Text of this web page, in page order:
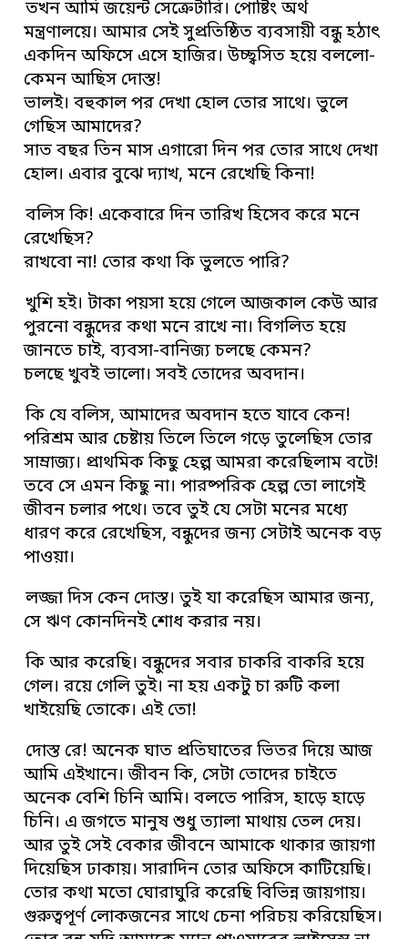
তখন আমি জয়েন্ট সেক্রেটারি। পোষ্টিং অর্থ
মন্ত্রণালয়ে। আমার সেই সুপ্রতিষ্ঠিত ব্যবসায়ী বন্ধু হঠাৎ
একদিন অফিসে এসে হাজির। উচ্ছ্বসিত হয়ে বললো-
কেমন আছিস দোস্ত!
ভালই। বহুকাল পর দেখা হোল তোর সাথে। ভুলে
গেছিস আমাদের?
সাত বছর তিন মাস এগারো দিন পর তোর সাথে দেখা
হোল। এবার বুঝে দ্যাখ, মনে রেখেছি কিনা!
বলিস কি! একেবারে দিন তারিখ হিসেব করে মনে
রেখেছিস?
রাখবো না! তোর কথা কি ভুলতে পারি?
খুশি হই। টাকা পয়সা হয়ে গেলে আজকাল কেউ আর
পুরনো বন্ধুদের কথা মনে রাখে না। বিগলিত হয়ে
জানতে চাই, ব্যবসা-বানিজ্য চলছে কেমন?
চলছে খুবই ভালো। সবই তোদের অবদান।
কি যে বলিস, আমাদের অবদান হতে যাবে কেন!
পরিশ্রম আর চেষ্টায় তিলে তিলে গড়ে তুলেছিস তোর
সাম্রাজ্য। প্রাথমিক কিছু হেল্প আমরা করেছিলাম বটে!
তবে সে এমন কিছু না। পারষ্পরিক হেল্প তো লাগেই
জীবন চলার পথে। তবে তুই যে সেটা মনের মধ্যে
ধারণ করে রেখেছিস, বন্ধুদের জন্য সেটাই অনেক বড়
পাওয়া।
লজ্জা দিস কেন দোস্ত। তুই যা করেছিস আমার জন্য,
সে ঋণ কোনদিনই শোধ করার নয়।
কি আর করেছি। বন্ধুদের সবার চাকরি বাকরি হয়ে
গেল। রয়ে গেলি তুই। না হয় একটু চা রুটি কলা
খাইয়েছি তোকে। এই তো!
দোস্ত রে! অনেক ঘাত প্রতিঘাতের ভিতর দিয়ে আজ
আমি এইখানে। জীবন কি, সেটা তোদের চাইতে
অনেক বেশি চিনি আমি। বলতে পারিস, হাড়ে হাড়ে
চিনি। এ জগতে মানুষ শুধু ত্যালা মাথায় তেল দেয়।
আর তুই সেই বেকার জীবনে আমাকে থাকার জায়গা
দিয়েছিস ঢাকায়। সারাদিন তোর অফিসে কাটিয়েছি।
তোর কথা মতো ঘোরাঘুরি করেছি বিভিন্ন জায়গায়।
গুরুত্বপূর্ণ লোকজনের সাথে চেনা পরিচয় করিয়েছিস।